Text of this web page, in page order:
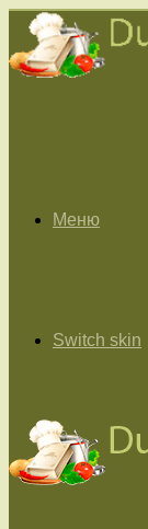
Меню
Switch skin